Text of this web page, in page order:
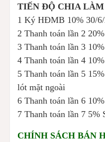
TIẾN ĐỘ CHIA
1 Ký HĐMB 10% 30/
2 Thanh toán lần 2 20%
3 Thanh toán lần 3 10%
4 Thanh toán lần 4 10%
5 Thanh toán lần 5 15%
lót mặt ngoài
6 Thanh toán lần 6 10%
7 Thanh toán lần 7 5%
CHÍNH SÁCH BÁN